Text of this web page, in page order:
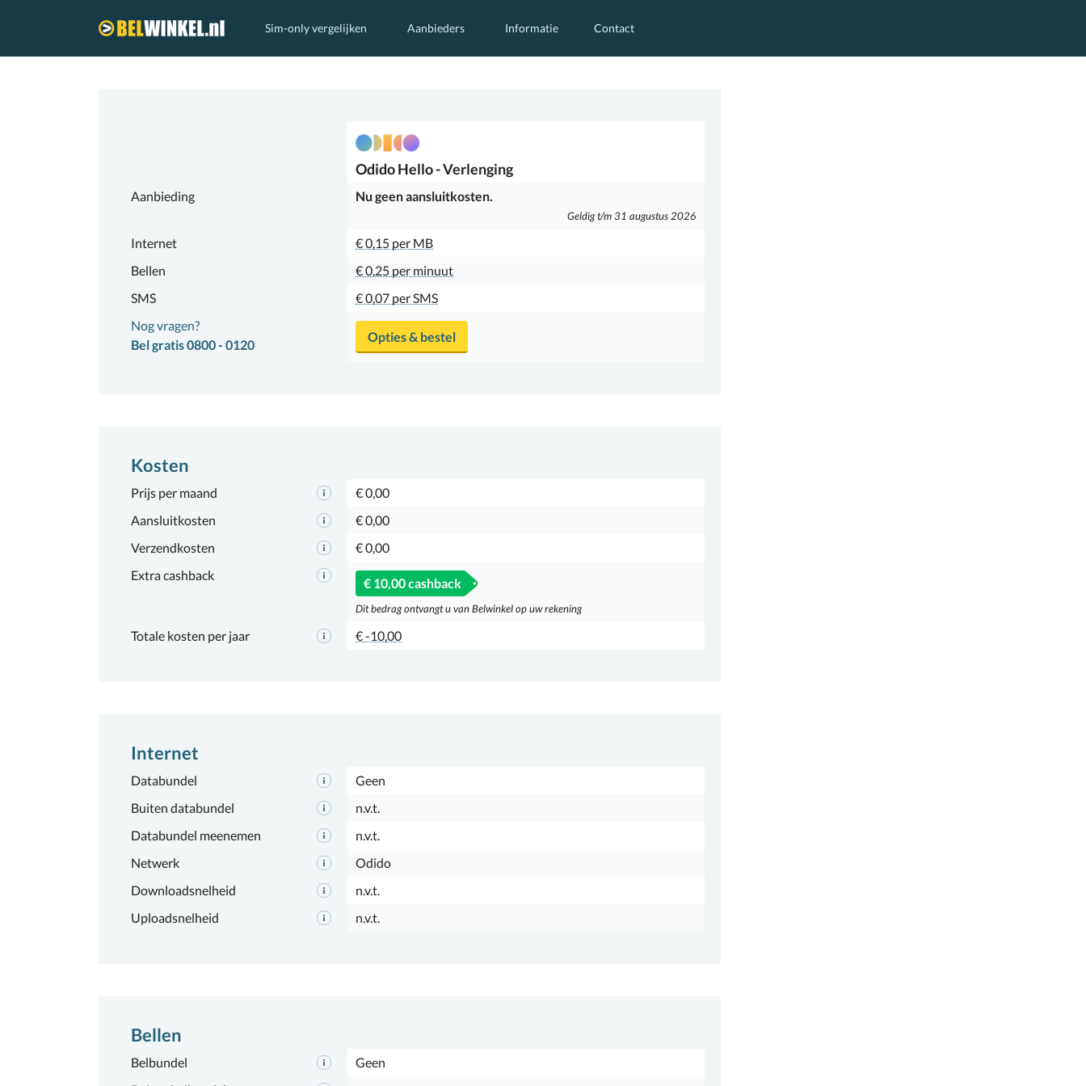
Sim-only vergelijken Aanbieders Informatie Contact
OdidoHello - Verlenging
Aanbieding Nu geen aansluitkosten.
Geldig t/m 31 augustus 2026
Internet
€ 0,15 per MB
Bellen
€ 0,25 per minuut
SMS
€ 0,07 per SMS
Nog vragen?
Bel gratis 0800 - 0120
Opties & bestel
Kosten
Prijs per maand
€ 0,00
Aansluitkosten
€ 0,00
Verzendkosten
€ 0,00
Extra cashback
€ 10,00 cashback
Dit bedrag ontvangt u van Belwinkel op uw rekening
Totale kosten per jaar € -10,00
Internet
Databundel
Geen
Buiten databundel
n.v.t.
Databundel meenemen
n.v.t.
Netwerk
Odido
Downloadsnelheid
n.v.t.
Uploadsnelheid
n.v.t.
Bellen
Belbundel
Geen